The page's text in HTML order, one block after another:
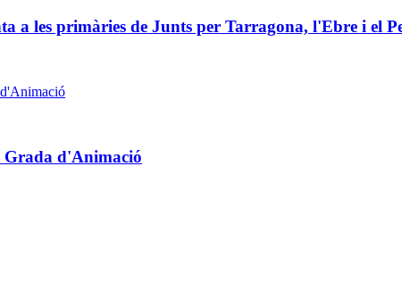
a les primàries de Junts per Tarragona, l'Ebre i el
Grada d'Animació